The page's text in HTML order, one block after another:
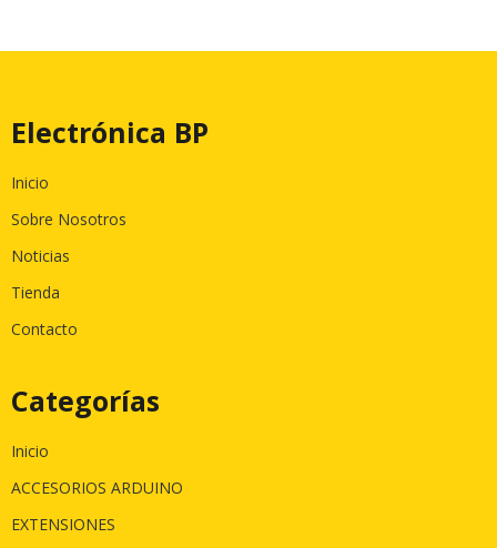
Electrónica BP
Inicio
Sobre Nosotros
Noticias
Tienda
Contacto
Categorías
Inicio
ACCESORIOS ARDUINO
EXTENSIONES